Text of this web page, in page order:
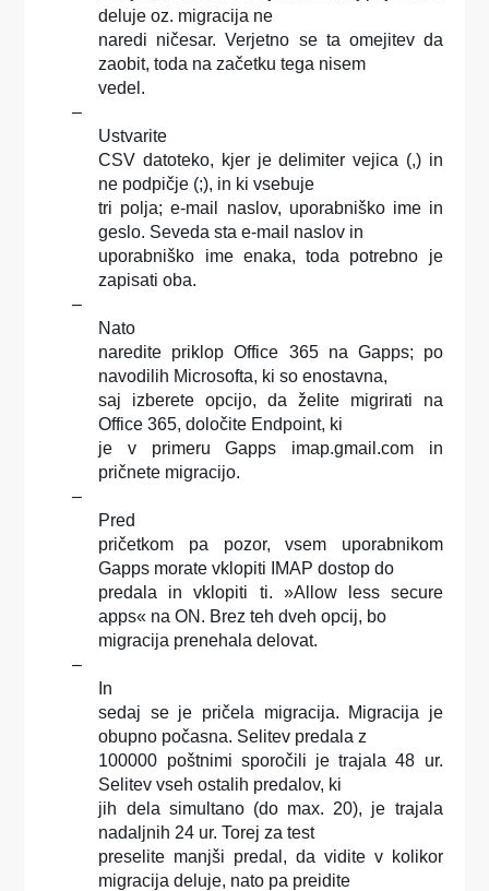
deluje oz. migracija ne
naredi ničesar. Verjetno se ta omejitev da
zaobit, toda na začetku tega nisem
vedel.
–
Ustvarite
CSV datoteko, kjer je delimiter vejica (,) in
ne podpičje (;), in ki vsebuje
tri polja; e-mail naslov, uporabniško ime in
geslo. Seveda sta e-mail naslov in
uporabniško ime enaka, toda potrebno je
zapisati oba.
–
Nato
naredite priklop Office 365 na Gapps; po
navodilih Microsofta, ki so enostavna,
saj izberete opcijo, da želite migrirati na
Office 365, določite Endpoint, ki
je v primeru Gapps imap.gmail.com in
pričnete migracijo.
–
Pred
pričetkom pa pozor, vsem uporabnikom
Gapps morate vklopiti IMAP dostop do
predala in vklopiti ti. »Allow less secure
apps« na ON. Brez teh dveh opcij, bo
migracija prenehala delovat.
–
In
sedaj se je pričela migracija. Migracija je
obupno počasna. Selitev predala z
100000 poštnimi sporočili je trajala 48 ur.
Selitev vseh ostalih predalov, ki
jih dela simultano (do max. 20), je trajala
nadaljnih 24 ur. Torej za test
preselite manjši predal, da vidite v kolikor
migracija deluje, nato pa preidite